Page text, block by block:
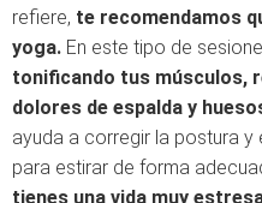
refiere, te recomendamos
yoga. En este tipo de
tonificando tus músculos,
dolores de espalda y
ayuda a corregir la postura y
para estirar de forma
tienes una vida muy